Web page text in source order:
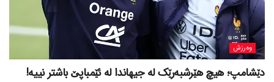
وەرزش
دێشامپ؛ هیچ هێرشبەرێک لە جیهاندا لە ئێمباپێ باشتر نییە!